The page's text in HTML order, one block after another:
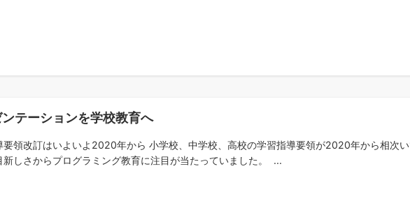
テーションを学校教育へ
要領改訂はいよいよ2020年から 小学校、中学校、高校の学習指導要領が2020年から相次
新しさからプログラミング教育に注目が当たっていました。 ...